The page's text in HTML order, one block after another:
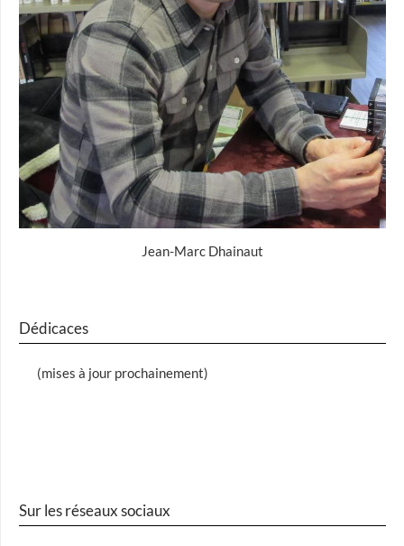
Jean-Marc Dhainaut
Dédicaces
(mises à jour prochainement)
Sur les réseaux sociaux